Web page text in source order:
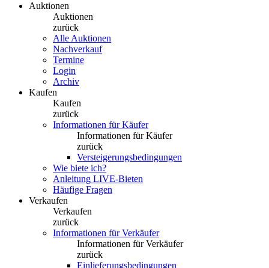
Auktionen
Auktionen
zurück
Alle Auktionen
Nachverkauf
Termine
Login
Archiv
Kaufen
Kaufen
zurück
Informationen für Käufer
Informationen für Käufer
zurück
Versteigerungsbedingungen
Wie biete ich?
Anleitung LIVE-Bieten
Häufige Fragen
Verkaufen
Verkaufen
zurück
Informationen für Verkäufer
Informationen für Verkäufer
zurück
Einlieferungsbedingungen